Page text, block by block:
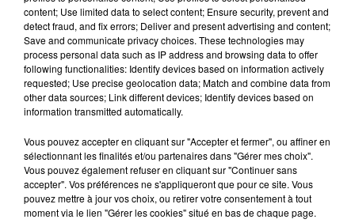
TITRES DIFFUSÉS
18h08
18h08
TAYLOR SWIFT
18h04
18h04
DANIEL POWTER
content; Use limited data to select content; Ensure security, prevent and
detect fraud, and fix errors; Deliver and present advertising and content;
Save and communicate privacy choices. These technologies may
process personal data such as IP address and browsing data to offer
following functionalities: Identify devices based on information actively
requested; Use precise geolocation data; Match and combine data from
other data sources; Link different devices; Identify devices based on
information transmitted automatically.
Vous pouvez accepter en cliquant sur "Accepter et fermer", ou affiner en
sélectionnant les finalités et/ou partenaires dans "Gérer mes choix".
Vous pouvez également refuser en cliquant sur "Continuer sans
accepter". Vos préférences ne s'appliqueront que pour ce site. Vous
pouvez mettre à jour vos choix, ou retirer votre consentement à tout
moment via le lien "Gérer les cookies" situé en bas de chaque page.